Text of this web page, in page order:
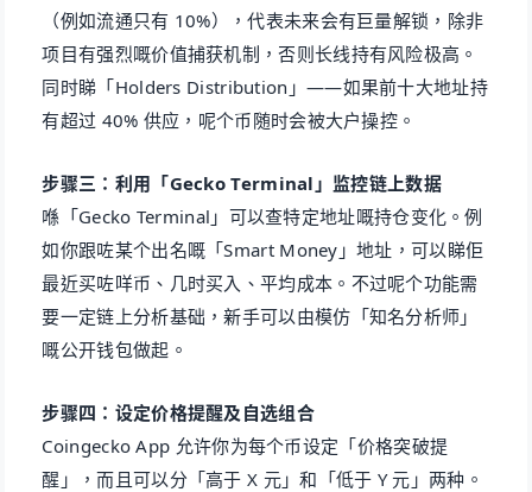
（例如流通只有 10%），代表未来会有巨量解锁，除非
项目有强烈嘅价值捕获机制，否则长线持有风险极高。
同时睇「Holders Distribution」——如果前十大地址持
有超过 40% 供应，呢个币随时会被大户操控。
步骤三：利用「Gecko Terminal」监控链上数据
喺「Gecko Terminal」可以查特定地址嘅持仓变化。例
如你跟咗某个出名嘅「Smart Money」地址，可以睇佢
最近买咗咩币、几时买入、平均成本。不过呢个功能需
要一定链上分析基础，新手可以由模仿「知名分析师」
嘅公开钱包做起。
步骤四：设定价格提醒及自选组合
Coingecko App 允许你为每个币设定「价格突破提
醒」，而且可以分「高于 X 元」和「低于 Y 元」两种。